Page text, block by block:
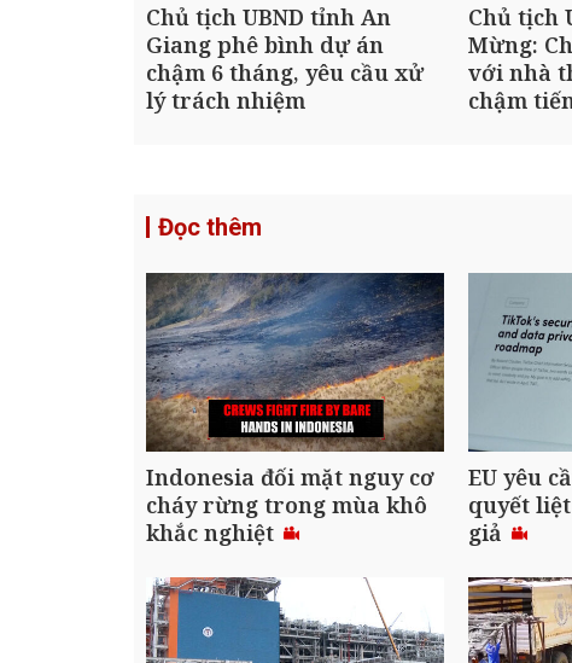
Chủ tịch UBND tỉnh An
Giang phê bình dự án
chậm 6 tháng, yêu cầu xử
lý trách nhiệm
Chủ tịch
Mừng:
với nhà
chậm
Đọc thêm
Indonesia đối mặt nguy cơ
cháy rừng trong mùa khô
khắc nghiệt
EU yêu
quyết
giả